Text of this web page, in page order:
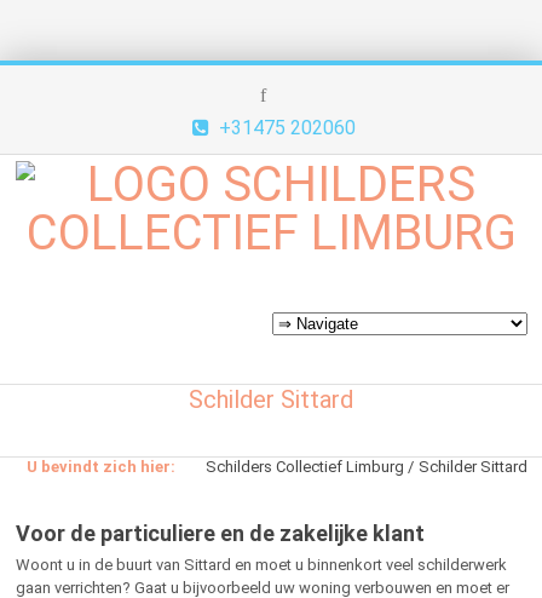
+31475 202060
Schilder Sittard
U bevindt zich hier: Schilders Collectief Limburg Schilder Sittard
Voor de particuliere en de zakelijke klant
Woont u in de buurt van Sittard en moet u binnenkort veel schilderwerk
gaan verrichten? Gaat u bijvoorbeeld uw woning verbouwen en moet er